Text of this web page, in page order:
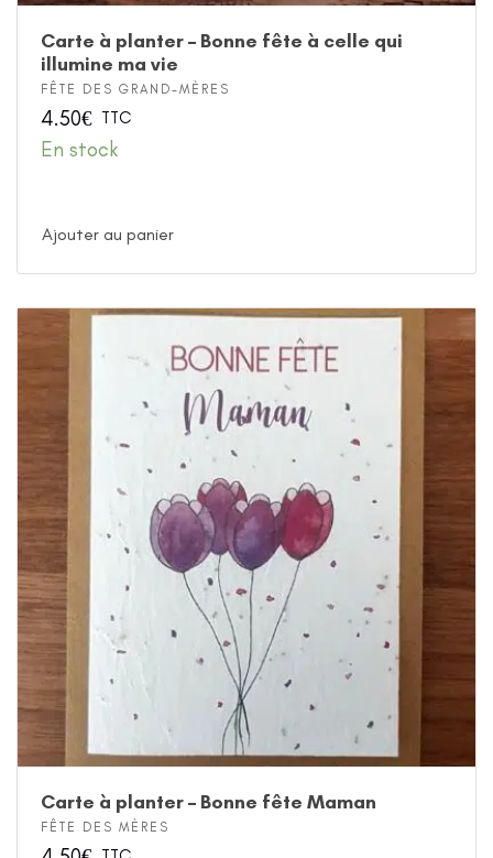
Carte à planter – Bonne fête à celle qui
illumine ma vie
FÊTE DES GRAND-MÈRES
4.50€ TTC
En stock
Ajouter au panier
Carte à planter – Bonne fête Maman
FÊTE DES MÈRES